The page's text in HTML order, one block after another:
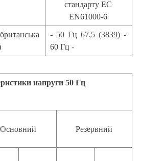
стандарту EC
EN61000-6
- 50 Гц 67,5 (3839) -
60 Гц -
напруги 50 Гц
Основний Резервний